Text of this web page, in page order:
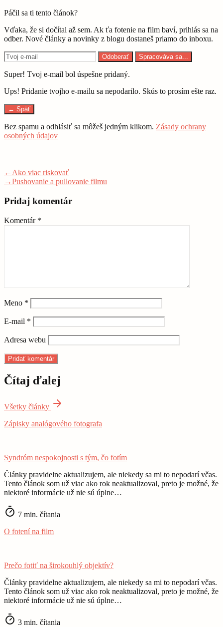
Páčil sa ti tento článok?
Vďaka, že si dočítal až sem. Ak ťa fotenie na film baví, prihlás sa na
odber. Nové články a novinky z blogu dostaneš priamo do inboxu.
Odoberať Spracováva sa...
Super! Tvoj e-mail bol úspešne pridaný.
Ups! Pridanie tvojho e-mailu sa nepodarilo. Skús to prosím ešte raz.
← Späť
Bez spamu a odhlásiť sa môžeš jedným klikom. Zásady ochrany
osobných údajov
Navigácia
v
článku
← Previous
post:
Ako viac riskovať
→Next
Pushovanie a pullovanie filmu
Pridaj komentár
Komentár *
Meno *
E-mail *
Adresa webu
Čítaj ďalej
Všetky články
Zápisky analógového fotografa
Syndróm nespokojnosti s tým, čo fotím
Články pravidelne aktualizujem, ale niekedy sa mi to nepodarí včas.
Tento článok som už viac ako rok neaktualizoval, preto je možné, že
niektoré informácie už nie sú úplne…
7 min. čítania
O fotení na film
Prečo fotiť na širokouhlý objektív?
Články pravidelne aktualizujem, ale niekedy sa mi to nepodarí včas.
Tento článok som už viac ako rok neaktualizoval, preto je možné, že
niektoré informácie už nie sú úplne…
3 min. čítania